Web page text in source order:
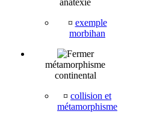
anatexie
¤ exemple
morbihan
métamorphisme
continental
¤ collision et
métamorphisme